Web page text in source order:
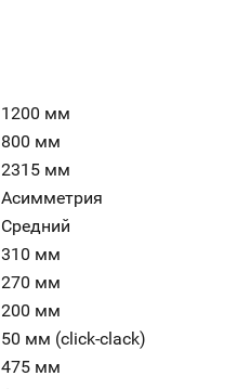
1200 мм
800 мм
2315 мм
Асимметрия
Средний
310 мм
270 мм
200 мм
50 мм (click-clack)
475 мм